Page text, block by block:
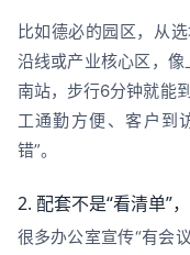
比如德必的园区，从
沿线或产业核心区，
南站，步行6分钟就能
工通勤方便、客户到
错”。
2. 配套不是“看清单”
很多办公室宣传“有会